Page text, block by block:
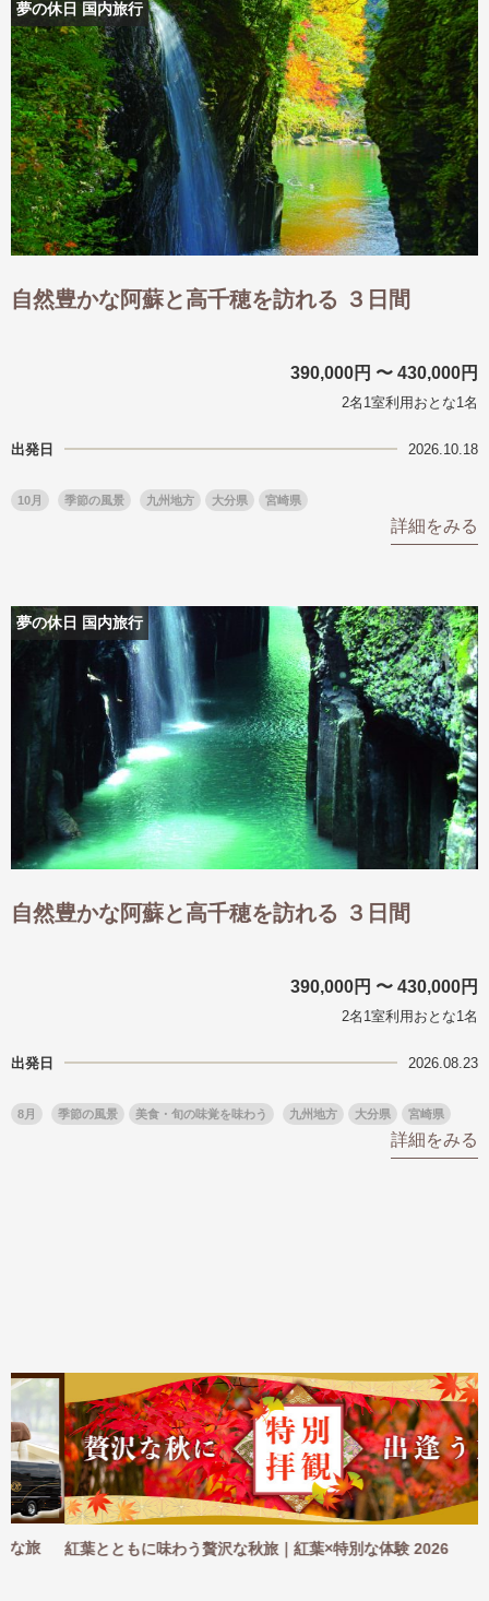
夢の休日 国内旅行
自然豊かな阿蘇と高千穂を訪れる ３日間
390,000円 〜 430,000円
2名1室利用おとな1名
出発日 2026.10.18
10月 季節の風景 九州地方 大分県 宮崎県
詳細をみる
夢の休日 国内旅行
自然豊かな阿蘇と高千穂を訪れる ３日間
390,000円 〜 430,000円
2名1室利用おとな1名
出発日 2026.08.23
8月 季節の風景 美食・旬の味覚を味わう 九州地方 大分県 宮崎県
詳細をみる
紅葉とともに味わう贅沢な秋旅｜紅葉×特別な体験 2026